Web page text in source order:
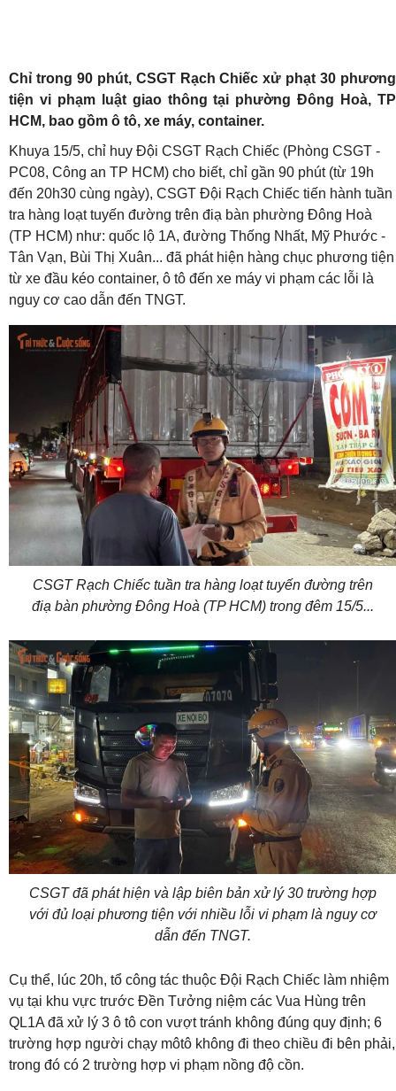
Chỉ trong 90 phút, CSGT Rạch Chiếc xử phạt 30 phương
tiện vi phạm luật giao thông tại phường Đông Hoà, TP
HCM, bao gồm ô tô, xe máy, container.
Khuya 15/5, chỉ huy Đội CSGT Rạch Chiếc (Phòng CSGT -
PC08, Công an TP HCM) cho biết, chỉ gần 90 phút (từ 19h
đến 20h30 cùng ngày), CSGT Đội Rạch Chiếc tiến hành tuần
tra hàng loạt tuyến đường trên điạ bàn phường Đông Hoà
(TP HCM) như: quốc lộ 1A, đường Thống Nhất, Mỹ Phước -
Tân Vạn, Bùi Thị Xuân... đã phát hiện hàng chục phương tiện
từ xe đầu kéo container, ô tô đến xe máy vi phạm các lỗi là
nguy cơ cao dẫn đến TNGT.
CSGT Rạch Chiếc tuần tra hàng loạt tuyến đường trên
điạ bàn phường Đông Hoà (TP HCM) trong đêm 15/5...
CSGT đã phát hiện và lập biên bản xử lý 30 trường hợp
với đủ loại phương tiện với nhiều lỗi vi phạm là nguy cơ
dẫn đến TNGT.
Cụ thể, lúc 20h, tổ công tác thuộc Đội Rạch Chiếc làm nhiệm
vụ tại khu vực trước Đền Tưởng niệm các Vua Hùng trên
QL1A đã xử lý 3 ô tô con vượt tránh không đúng quy định; 6
trường hợp người chạy môtô không đi theo chiều đi bên phải,
trong đó có 2 trường hợp vi phạm nồng độ cồn.